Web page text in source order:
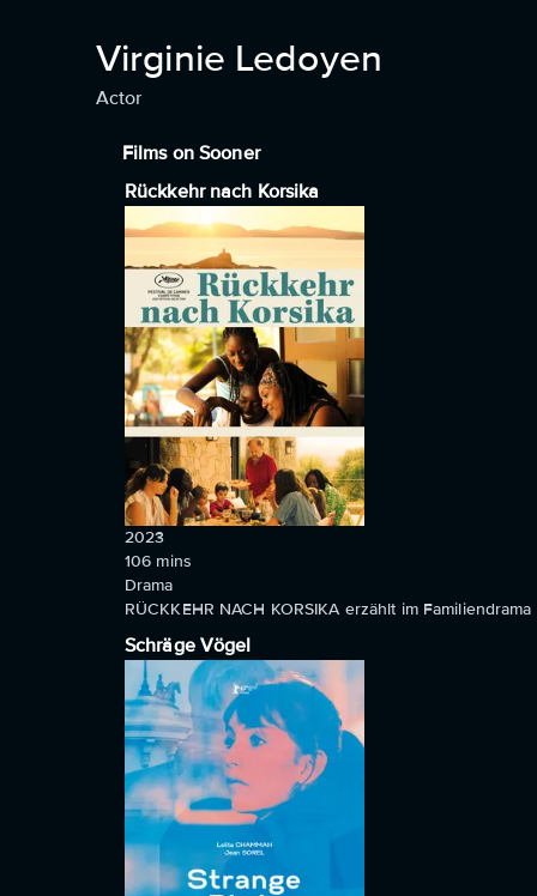
Virginie Ledoyen
Actor
Films on Sooner
Rückkehr nach Korsika
2023
106 mins
Drama
RÜCKKEHR NACH KORSIKA erzählt im
Schräge Vögel